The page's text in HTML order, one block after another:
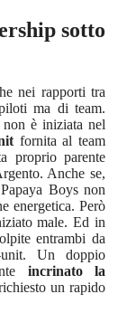
sotto
nei rapporti tra
ma di team.
è iniziata nel
fornita al team
proprio parente
Anche se,
Boys non
energetica. Però
male. Ed in
entrambi da
unit. Un doppio
incrinato la
un rapido